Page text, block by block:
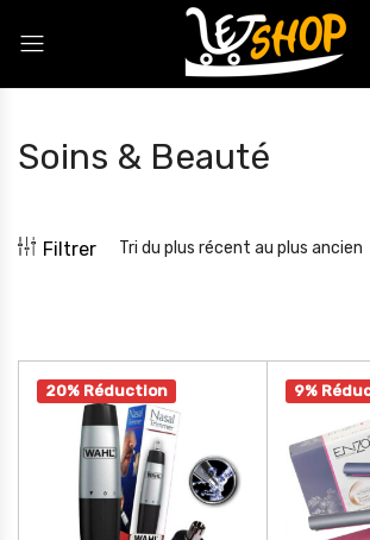
Soins & Beauté
Filtrer Tri du plus récent au plus ancien
20% Réduction 9%